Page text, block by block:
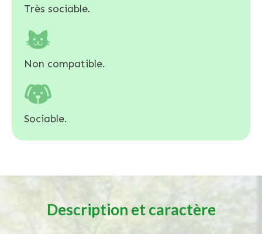
Très sociable.
Non compatible.
Sociable.
Description et caractère